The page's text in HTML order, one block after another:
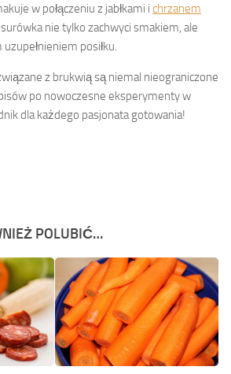
w połączeniu z jabłkami i chrzanem
nie tylko zachwyci smakiem, ale
posiłku.
z brukwią są niemal nieograniczone
po nowoczesne eksperymenty w
dla każdego pasjonata gotowania!
POLUBIĆ…